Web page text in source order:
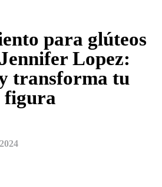
para glúteos
Lopez:
transforma tu
figura